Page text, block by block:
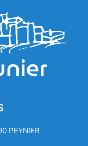
PEYNIER